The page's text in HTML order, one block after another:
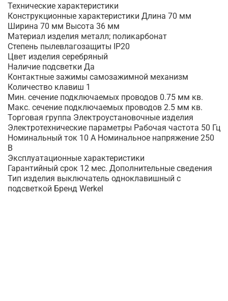
Технические характеристики
Конструкционные характеристики Длина 70 мм
Ширина 70 мм Высота 36 мм
Материал изделия металл; поликарбонат
Степень пылевлагозащиты IP20
Цвет изделия серебряный
Наличие подсветки Да
Контактные зажимы самозажимной механизм
Количество клавиш 1
Мин. сечение подключаемых проводов 0.75 мм кв.
Макс. сечение подключаемых проводов 2.5 мм кв.
Торговая группа Электроустановочные изделия
Электротехнические параметры Рабочая частота 50 Гц
Номинальный ток 10 А Номинальное напряжение 250
В
Эксплуатационные характеристики
Гарантийный срок 12 мес. Дополнительные сведения
Тип изделия выключатель одноклавишный с
подсветкой Бренд Werkel